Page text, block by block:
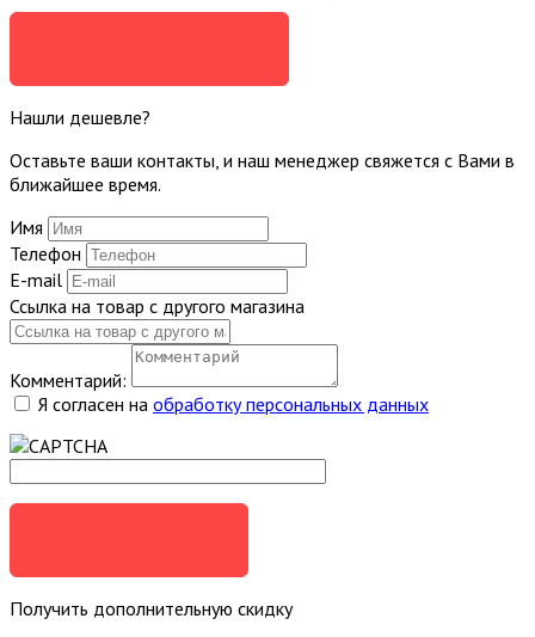
Нашли дешевле?
Оставьте ваши контакты, и наш менеджер свяжется с Вами в
ближайшее время.
Имя
Телефон
E-mail
Ссылка на товар с другого магазина
Комментарий:
Я согласен на обработку персональных данных
Получить дополнительную скидку